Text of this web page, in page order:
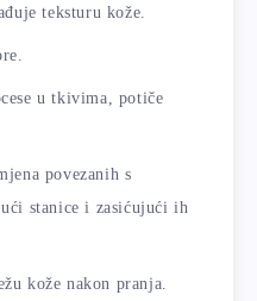
teksturu kože.
u tkivima, potiče
povezanih s
stanice i zasićujući ih
kože nakon pranja.